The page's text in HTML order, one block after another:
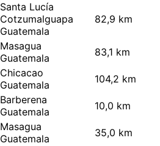
Santa Lucía
Cotzumalguapa
Guatemala
82,9 km
Masagua
Guatemala
83,1 km
Chicacao
Guatemala
104,2 km
Barberena
Guatemala
10,0 km
Masagua
Guatemala
35,0 km